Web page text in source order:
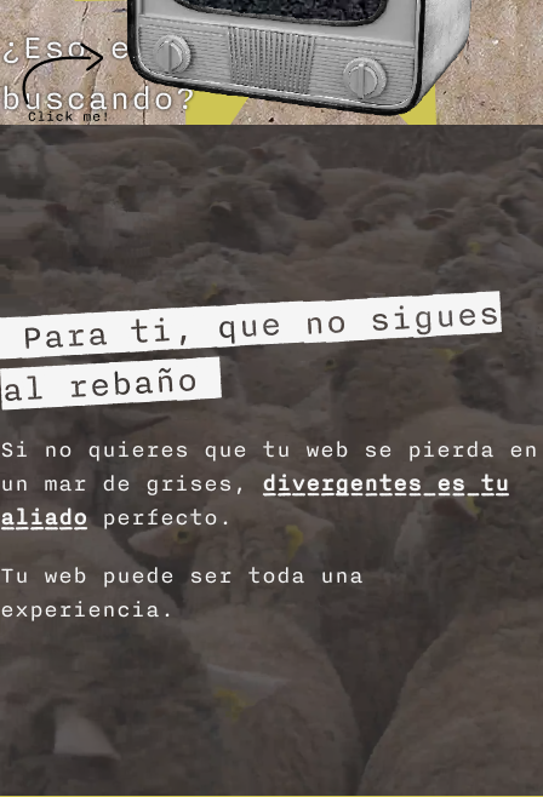
¿Eso es lo que estás
buscando?
ti, que no sigues
al rebaño
Si no quieres que tu web se pierda en
un mar de grises, divergentes es tu
aliadoperfecto.
Tu web puede ser toda una
experiencia.